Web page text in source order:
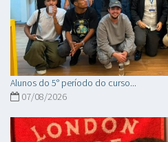
Alunos do 5° período do curso...
07/08/2026